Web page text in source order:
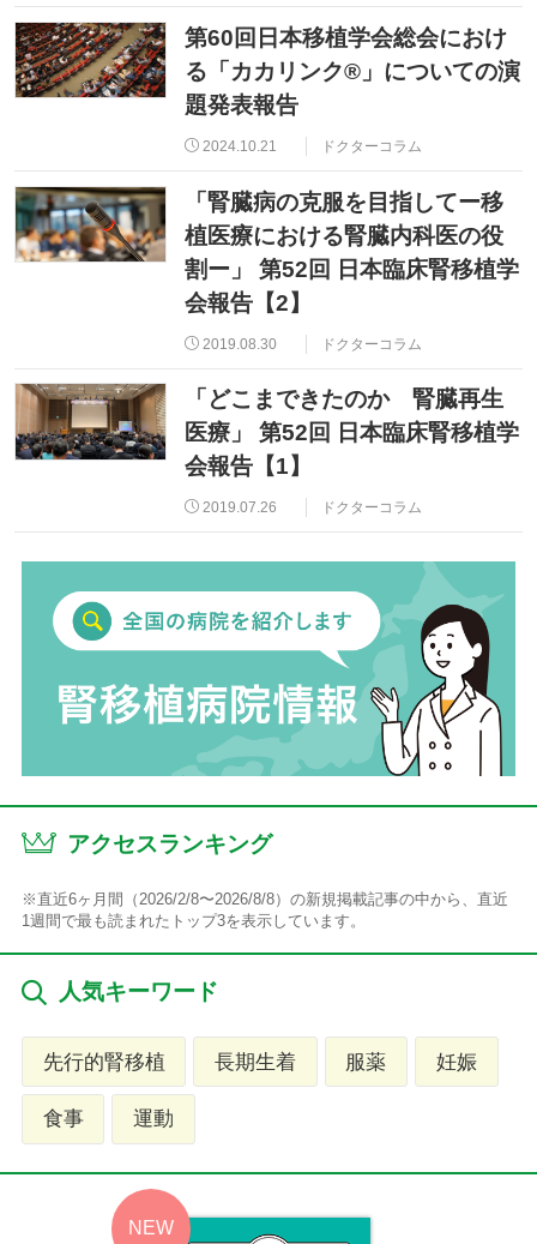
第60回日本移植学会総会におけ
る「カカリンク®」についての演
題発表報告
2024.10.21 ドクターコラム
「腎臓病の克服を目指してー移
植医療における腎臓内科医の役
割ー」 第52回 日本臨床腎移植学
会報告【2】
2019.08.30 ドクターコラム
「どこまできたのか 腎臓再生
医療」 第52回 日本臨床腎移植学
会報告【1】
2019.07.26 ドクターコラム
アクセスランキング
※直近6ヶ月間（2026/2/8〜2026/8/8）の新規掲載記事の中から、直近
1週間で最も読まれたトップ3を表示しています。
人気キーワード
先行的腎移植 長期生着 服薬 妊娠
食事 運動